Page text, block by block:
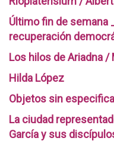
Último fin de semana
recuperación
Los hilos de Ariadna /
Hilda López
Objetos sin
La ciudad
García y sus